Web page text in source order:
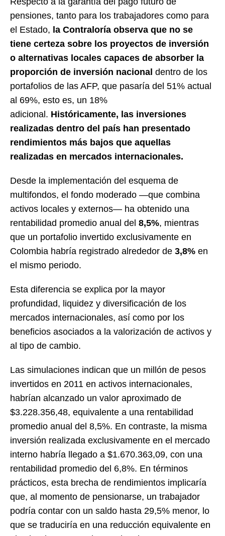
pensiones, tanto para los trabajadores como para
el Estado, la Contraloría observa que no se
tiene certeza sobre los proyectos de inversión
o alternativas locales capaces de absorber la
proporción de inversión nacional dentro de los
portafolios de las AFP, que pasaría del 51% actual
al 69%, esto es, un 18%
adicional. Históricamente, las inversiones
realizadas dentro del país han presentado
rendimientos más bajos que aquellas
realizadas en mercados internacionales.
Desde la implementación del esquema de
multifondos, el fondo moderado —que combina
activos locales y externos— ha obtenido una
rentabilidad promedio anual del 8,5%, mientras
que un portafolio invertido exclusivamente en
Colombia habría registrado alrededor de 3,8% en
el mismo periodo.
Esta diferencia se explica por la mayor
profundidad, liquidez y diversificación de los
mercados internacionales, así como por los
beneficios asociados a la valorización de activos y
al tipo de cambio.
Las simulaciones indican que un millón de pesos
invertidos en 2011 en activos internacionales,
habrían alcanzado un valor aproximado de
$3.228.356,48, equivalente a una rentabilidad
promedio anual del 8,5%. En contraste, la misma
inversión realizada exclusivamente en el mercado
interno habría llegado a $1.670.363,09, con una
rentabilidad promedio del 6,8%. En términos
prácticos, esta brecha de rendimientos implicaría
que, al momento de pensionarse, un trabajador
podría contar con un saldo hasta 29,5% menor, lo
que se traduciría en una reducción equivalente en